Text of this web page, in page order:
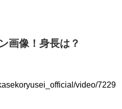
画像！身長は？
video/7229